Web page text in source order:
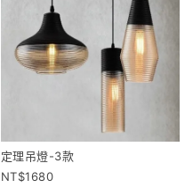
定理吊燈-3款
1680